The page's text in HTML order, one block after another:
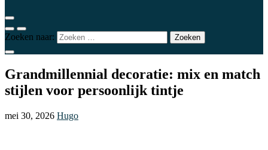
Zoeken naar:
Grandmillennial decoratie: mix en match
stijlen voor persoonlijk tintje
mei 30, 2026 Hugo